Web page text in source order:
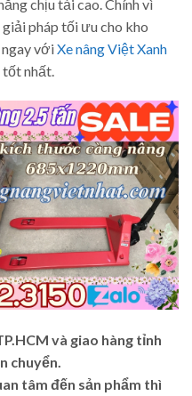
chịu tải cao. Chính vì
pháp tối ưu cho kho
ngay vớiXe nâng Việt Xanh
tốt nhất.
và giao hàng tỉnh
chuyển.
tâm đến sản phẩm thì